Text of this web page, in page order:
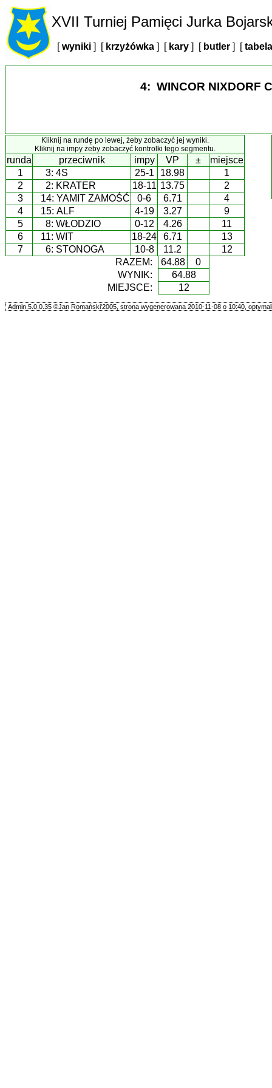
XVII Turniej Pamięci Jurka
[wyniki ] [krzyżówka ] [kary ] [butler ] [
4: WINCOR NIXDORF
Kliknij na rundę po lewej, żeby zobaczyć jej wyniki.
Kliknij na impy żeby zobaczyć kontrolki tego segmentu.
runda przeciwnik impy VP ±
miejsce
1
3: 4S 25-1 18.98
1
2
2: KRATER 18-11 13.75
2
3
14: YAMIT ZAMOŚĆ 0-6 6.71
4
4
15: ALF 4-19 3.27
9
5
8: WŁODZIO 0-12 4.26
11
6
11: WIT 18-24 6.71
13
7
6: STONOGA 10-8 11.2
12
RAZEM:
64.88
0
WYNIK:
64.88
MIEJSCE:
12
Admin.5.0.0.35 ©Jan Romański'2005, strona wygenerowana 2010-11-08 o 10:40,